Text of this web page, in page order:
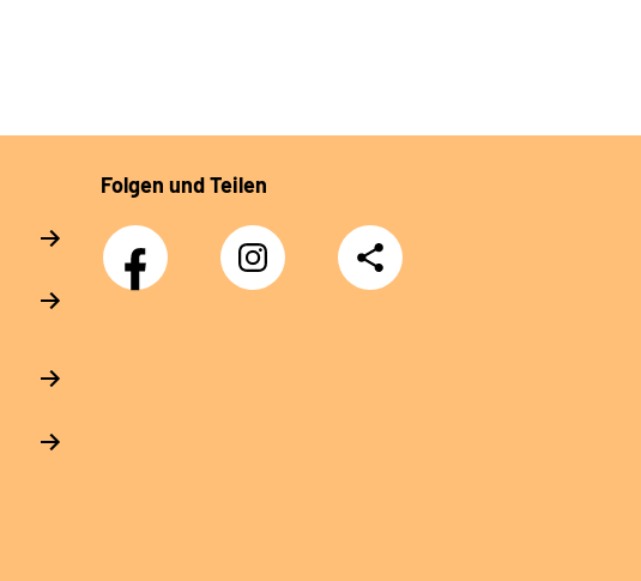
Folgen und Teilen
Facebook
Instagram
DRV
Nachwuchskräfte
Teilen